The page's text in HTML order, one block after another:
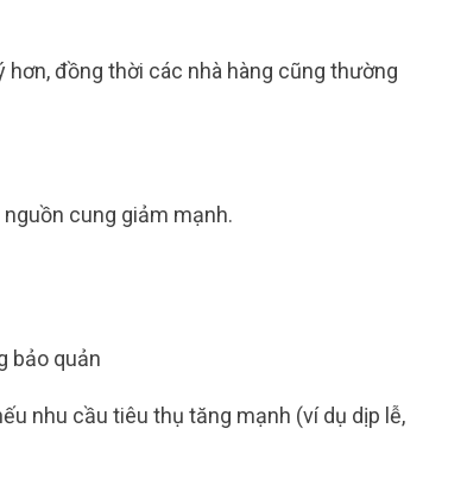
đồng thời các nhà hàng cũng thường
cung giảm mạnh.
bảo quản
nhu cầu tiêu thụ tăng mạnh (ví dụ dịp lễ,